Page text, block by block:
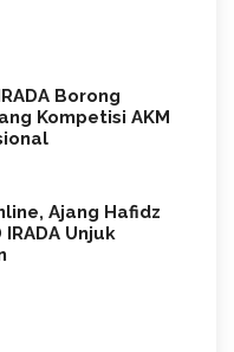
Borong
Kompetisi AKM
Ajang Hafidz
Unjuk